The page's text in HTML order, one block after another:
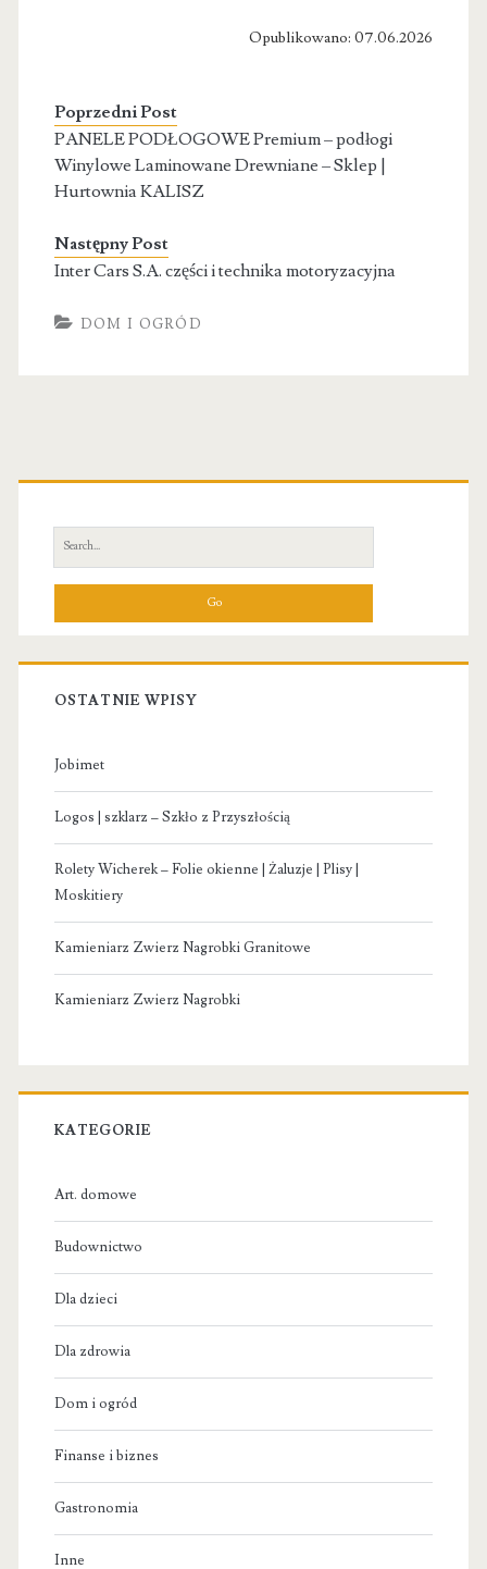
Opublikowano: 07.06.2026
Poprzedni Post
PANELE PODŁOGOWE Premium – podłogi
Winylowe Laminowane Drewniane – Sklep |
Hurtownia KALISZ
Następny Post
Inter Cars S.A. części i technika motoryzacyjna
DOM I OGRÓD
Primary
Sidebar
Search
for:
OSTATNIE WPISY
Jobimet
Logos | szklarz – Szkło z Przyszłością
Rolety Wicherek – Folie okienne | Żaluzje | Plisy |
Moskitiery
Kamieniarz Zwierz Nagrobki Granitowe
Kamieniarz Zwierz Nagrobki
KATEGORIE
Art. domowe
Budownictwo
Dla dzieci
Dla zdrowia
Dom i ogród
Finanse i biznes
Gastronomia
Inne